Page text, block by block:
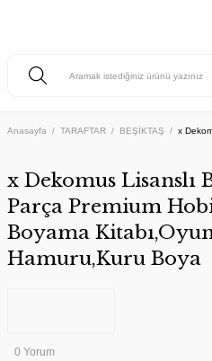
Anasayfa TARAFTAR BEŞİKTAŞ x
x Dekomus Lisanslı
Parça Premium
Boyama
Hamuru,Kuru Boya
0 Yorum